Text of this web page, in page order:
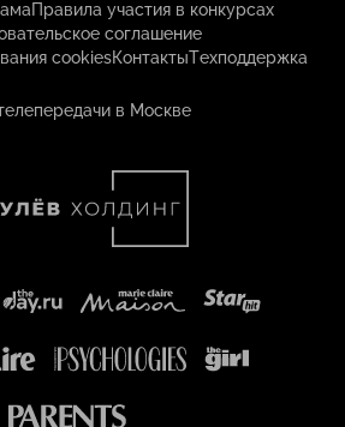
Правила участия в конкурсах
соглашение
cookiesКонтактыТехподдержка
в Москве